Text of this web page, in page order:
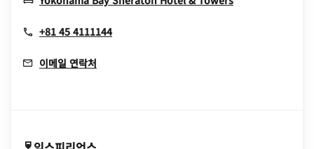
+81 45 4111144
이메일 연락처